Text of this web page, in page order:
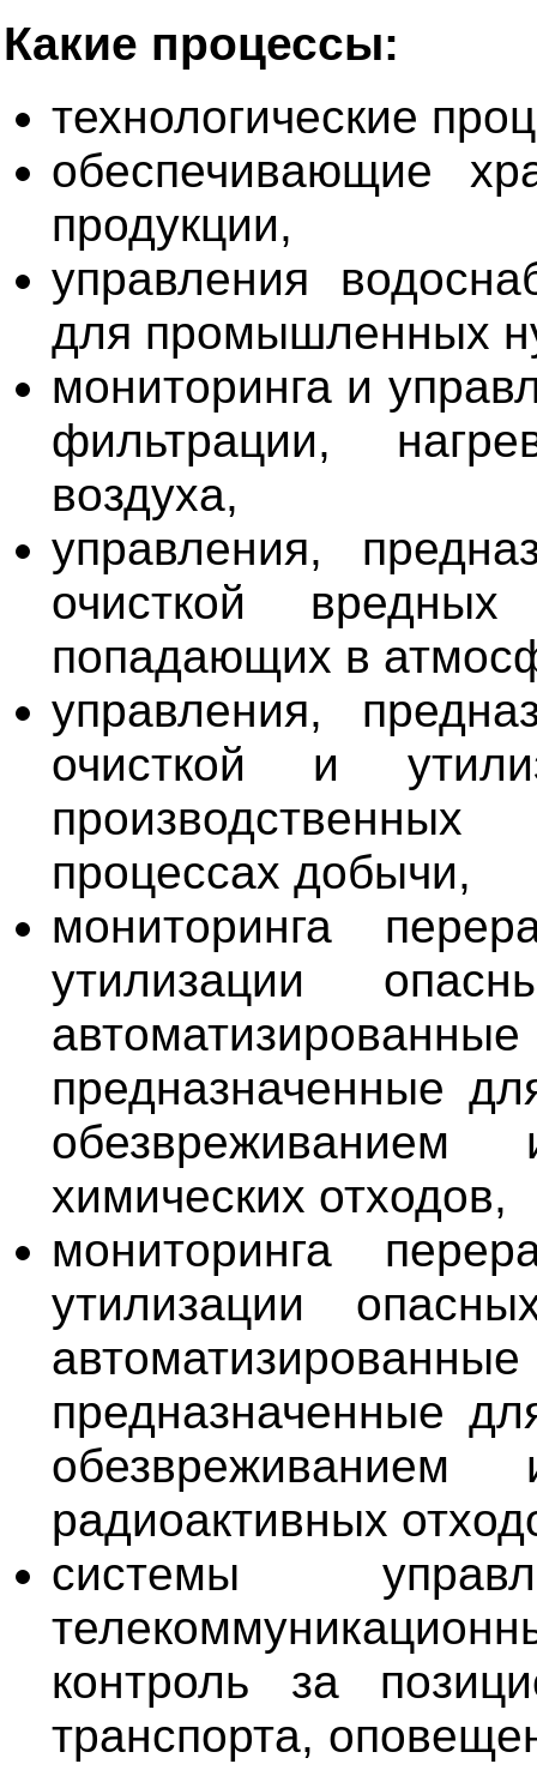
Какие процессы:
технологические
обеспечивающие
продукции,
управления
для промышленных
мониторинга и
фильтрации,
воздуха,
управления,
очисткой
попадающих в
управления,
очисткой и
процессах добычи,
мониторинга
утилизации
предназначенные
химических отходов,
мониторинга
утилизации
предназначенные
радиоактивных
системы
контроль за
транспорта,